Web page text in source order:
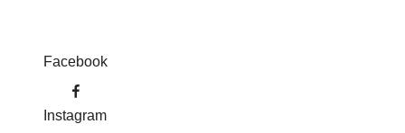
Facebook
Instagram